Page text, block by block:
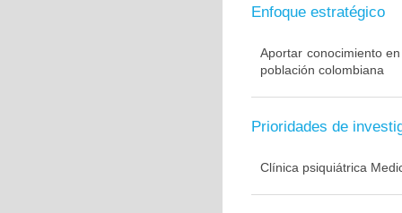
Enfoque estratégico
Aportar conocimiento
población colombiana
Prioridades de
Clínica psiquiátrica